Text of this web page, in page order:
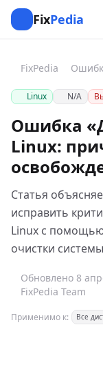
FixPedia
FixPedia
Linux N/A
Ошибка
Linux:
Статья
исправить
Linux с
очистки
Обновлено 8
FixPedia Team
Применимо к: Все